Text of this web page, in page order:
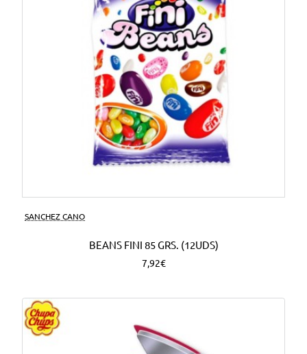
SANCHEZ CANO
BEANS FINI 85 GRS. (12UDS)
7,92€